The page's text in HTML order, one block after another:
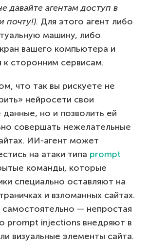
давайте агентам доступ в
почту!). Для этого агент либо
машину, либо
вашего компьютера и
к сторонним сервисам.
что так вы рискуете не
нейросети свои
но и позволить ей
совершать нежелательные
ИИ-агент может
на атаки типа prompt
команды, которые
специально оставляют на
и взломанных сайтах.
самостоятельно — непростая
prompt injections внедряют в
визуальные элементы сайта.